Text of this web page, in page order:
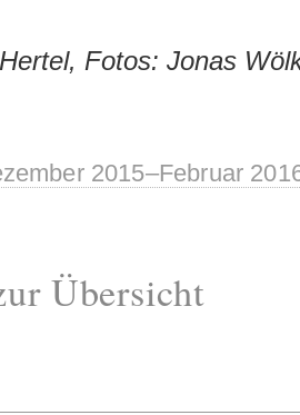
Fotos: Jonas
2015–Februar
Übersicht